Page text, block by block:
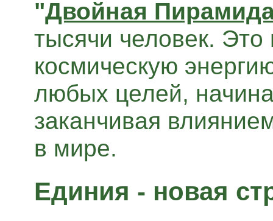
"Двойная
тысячи человек. Это
космическую
любых целей,
заканчивая
в мире.
Единия - новая